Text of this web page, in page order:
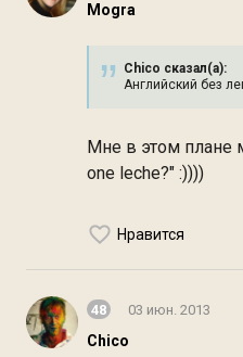
Mogra
Chico сказал(а):
Английский без
Мне в этом плане
one leche?" :))))
Нравится
48 03 июн. 2013
Chico